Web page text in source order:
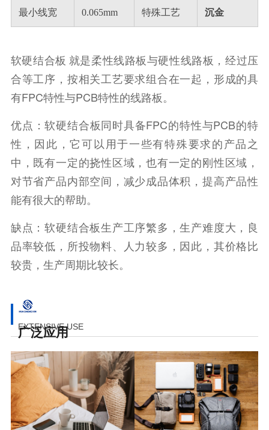
最小线宽 0.065mm 特殊工艺 沉金
软硬结合板 就是柔性线路板与硬性线路板，经过压
合等工序，按相关工艺要求组合在一起，形成的具
有FPC特性与PCB特性的线路板。
优点：软硬结合板同时具备FPC的特性与PCB的特
性，因此，它可以用于一些有特殊要求的产品之
中，既有一定的挠性区域，也有一定的刚性区域，
对节省产品内部空间，减少成品体积，提高产品性
能有很大的帮助。
缺点：软硬结合板生产工序繁多，生产难度大，良
品率较低，所投物料、人力较多，因此，其价格比
较贵，生产周期比较长。
广泛应用
EXTENSIVE USE